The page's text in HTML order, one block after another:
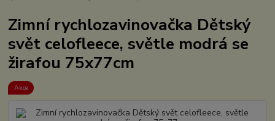
Zimní rychlozavinovačka Dětský
svět celofleece, světle modrá se
žirafou 75x77cm
Akce